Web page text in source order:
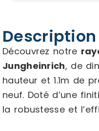
Découvrez notre
Jungheinrich, de
hauteur et 1.1m de
neuf. Doté d’une
la robustesse et